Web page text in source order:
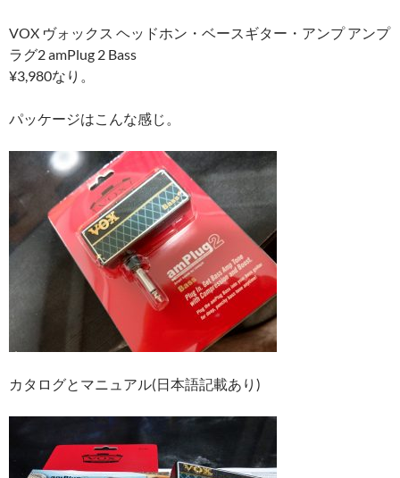
VOX ヴォックス ヘッドホン・ベースギター・アンプ アンプ
ラグ2 amPlug 2 Bass
¥3,980なり。
パッケージはこんな感じ。
カタログとマニュアル(日本語記載あり)